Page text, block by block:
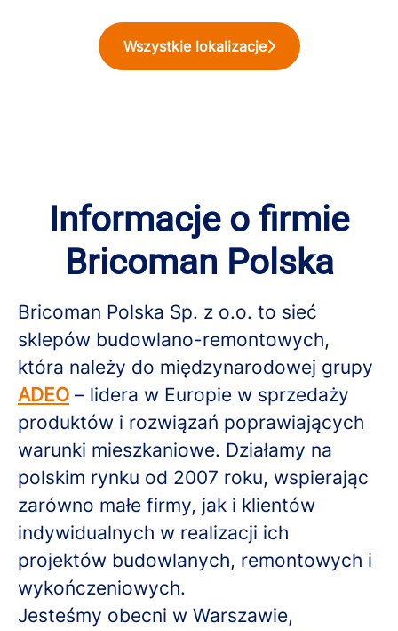
Wszystkie lokalizacje
Informacje o firmie
Bricoman Polska
Bricoman Polska Sp. z o.o. to sieć
sklepów budowlano-remontowych,
która należy do międzynarodowej grupy
ADEO – lidera w Europie w sprzedaży
produktów i rozwiązań poprawiających
warunki mieszkaniowe. Działamy na
polskim rynku od 2007 roku, wspierając
zarówno małe firmy, jak i klientów
indywidualnych w realizacji ich
projektów budowlanych, remontowych i
wykończeniowych.
Jesteśmy obecni w Warszawie,